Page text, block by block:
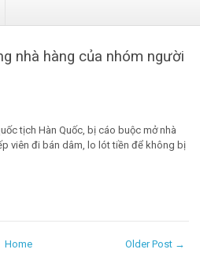
nhà hàng của nhóm người
tịch Hàn Quốc, bị cáo buộc mở nhà
viên đi bán dâm, lo lót tiền để không bị
Older Post →
Home